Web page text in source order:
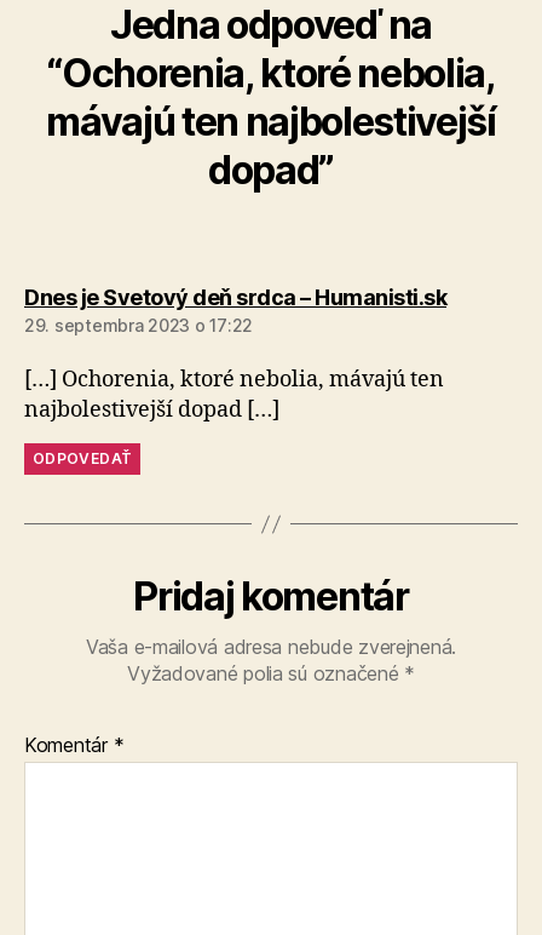
Jedna odpoveď na
“Ochorenia, ktoré nebolia,
mávajú ten najbolestivejší
dopad”
Dnes je Svetový deň srdca – Humanisti.skhovorí:
29. septembra 2023 o 17:22
[…] Ochorenia, ktoré nebolia, mávajú ten
najbolestivejší dopad […]
ODPOVEDAŤ
Pridaj komentár
Vaša e-mailová adresa nebude zverejnená.
Vyžadované polia sú označené *
Komentár *